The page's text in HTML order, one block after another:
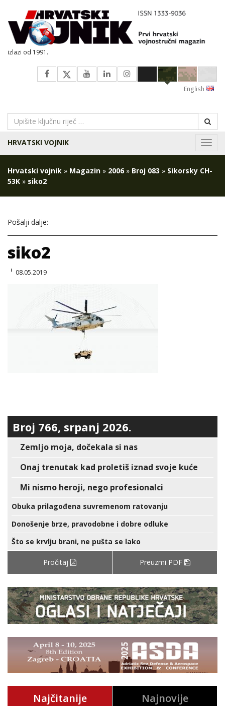
izlazi od 1991.
English
HRVATSKI VOJNIK
Hrvatski vojnik » Magazin » 2006 » Broj 083 » Sikorsky CH-
53K » siko2
Pošalji dalje:
siko2
08.05.2019
Broj 766, srpanj 2026.
Zemljo moja, dočekala si nas
Onaj trenutak kad proletiš iznad svoje kuće
Mi nismo heroji, nego profesionalci
Obuka prilagođena suvremenom ratovanju
Donošenje brze, pravodobne i dobre odluke
Što se krvlju brani, ne pušta se lako
Pročitaj Preuzmi PDF
Najčitanije Najnovije